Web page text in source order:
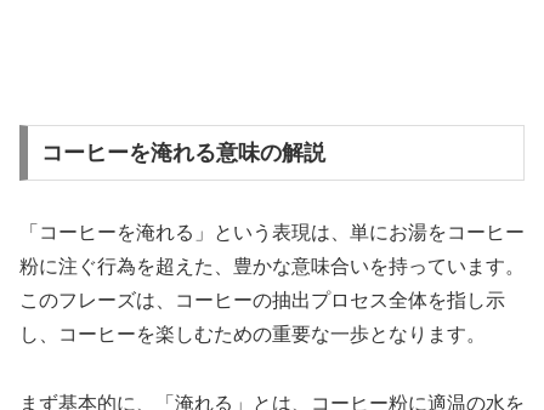
コーヒーを淹れる意味の解説
「コーヒーを淹れる」という表現は、単にお湯をコーヒー
粉に注ぐ行為を超えた、豊かな意味合いを持っています。
このフレーズは、コーヒーの抽出プロセス全体を指し示
し、コーヒーを楽しむための重要な一歩となります。
まず基本的に、「淹れる」とは、コーヒー粉に適温の水を